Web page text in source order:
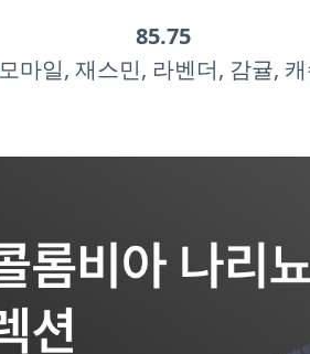
85.75
마일, 재스민, 라벤더, 감귤,